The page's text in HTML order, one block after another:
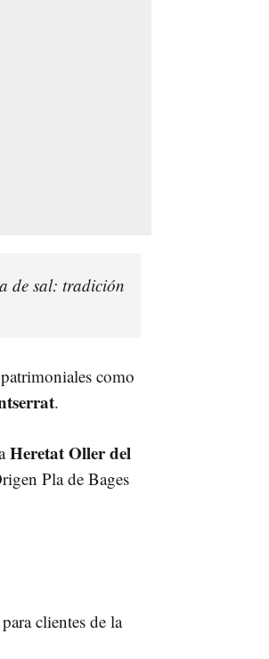
de sal: tradición
como
.
Heretat Oller del
Pla de Bages
clientes de la